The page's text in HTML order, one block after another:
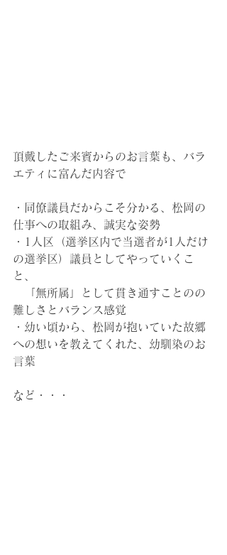
頂戴したご来賓からのお言葉も、バラ
エティに富んだ内容で
・同僚議員だからこそ分かる、松岡の
仕事への取組み、誠実な姿勢
・1人区（選挙区内で当選者が1人だけ
の選挙区）議員としてやっていくこ
と、
「無所属」として貫き通すことのの
難しさとバランス感覚
・幼い頃から、松岡が抱いていた故郷
への想いを教えてくれた、幼馴染のお
言葉
など・・・